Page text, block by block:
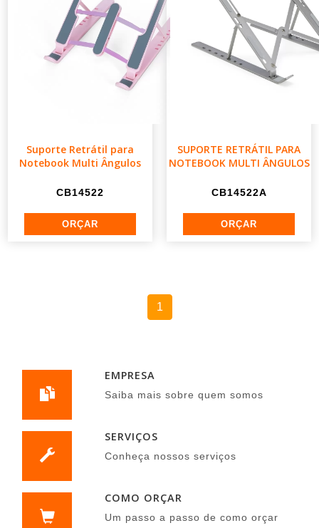
Suporte Retrátil para
Notebook Multi Ângulos
CB14522
SUPORTE RETRÁTIL PARA
NOTEBOOK MULTI ÂNGULOS
CB14522A
1
EMPRESA
Saiba mais sobre quem somos
SERVIÇOS
Conheça nossos serviços
COMO ORÇAR
Um passo a passo de como orçar